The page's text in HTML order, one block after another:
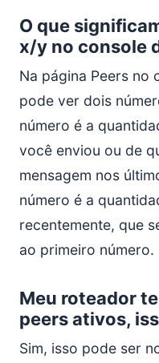
O que
x/y no console
Na página Peers no
pode ver dois
número é a
você enviou ou de
mensagem nos
número é a
recentemente, que
ao primeiro número.
Meu roteador
peers ativos,
Sim, isso pode ser